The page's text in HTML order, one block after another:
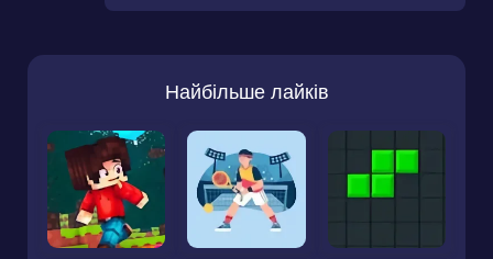
Найбільше лайків